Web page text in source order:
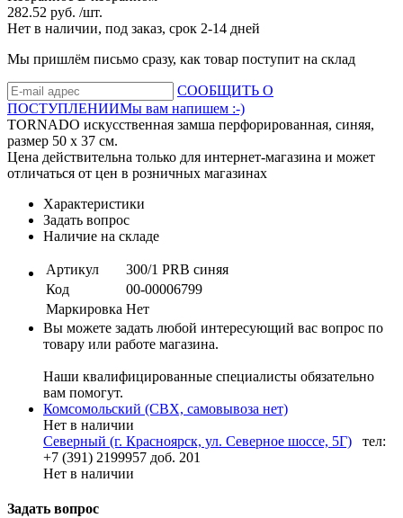
282.52 руб. /шт.
Нет в наличии, под заказ, срок 2-14 дней
Мы пришлём письмо сразу, как товар поступит на склад
СООБЩИТЬ О
ПОСТУПЛЕНИИМы вам напишем :-)
TORNADO искусственная замша перфорированная, синяя,
размер 50 x 37 см.
Цена действительна только для интернет-магазина и может
отличаться от цен в розничных магазинах
Характеристики
Задать вопрос
Наличие на складе
Артикул
300/1 PRB синяя
Код
00-00006799
Маркировка Нет
Вы можете задать любой интересующий вас вопрос по
товару или работе магазина.
Наши квалифицированные специалисты обязательно
вам помогут.
Комсомольский (СВХ, самовывоза нет)
Нет в наличии
Северный (г. Красноярск, ул. Северное шоссе, 5Г)
тел:
+7 (391) 2199957 доб. 201
Нет в наличии
Задать вопрос